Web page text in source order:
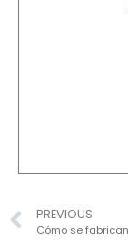
PREVIOUS